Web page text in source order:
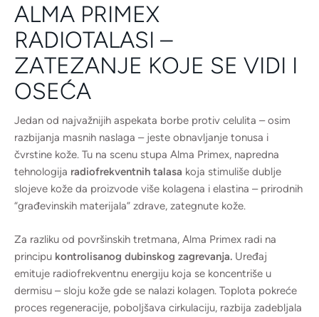
ALMA PRIMEX
RADIOTALASI –
ZATEZANJE KOJE SE VIDI I
OSEĆA
Jedan od najvažnijih aspekata borbe protiv celulita – osim
razbijanja masnih naslaga – jeste obnavljanje tonusa i
čvrstine kože. Tu na scenu stupa Alma Primex, napredna
tehnologija radiofrekventnih talasa koja stimuliše dublje
slojeve kože da proizvode više kolagena i elastina – prirodnih
“građevinskih materijala” zdrave, zategnute kože.
Za razliku od površinskih tretmana, Alma Primex radi na
principu kontrolisanog dubinskog zagrevanja. Uređaj
emituje radiofrekventnu energiju koja se koncentriše u
dermisu – sloju kože gde se nalazi kolagen. Toplota pokreće
proces regeneracije, poboljšava cirkulaciju, razbija zadebljala